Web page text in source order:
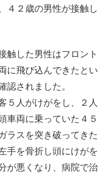
４２歳の男性が接触し
触した男性はフロント
に飛び込んできたとい
認されました。
５人がけがをし、２人
車両に乗っていた４５
ラスを突き破ってきた
手を骨折し頭にけがを
が悪くなり、病院で治